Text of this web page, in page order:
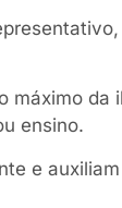
máximo da
ensino.
e